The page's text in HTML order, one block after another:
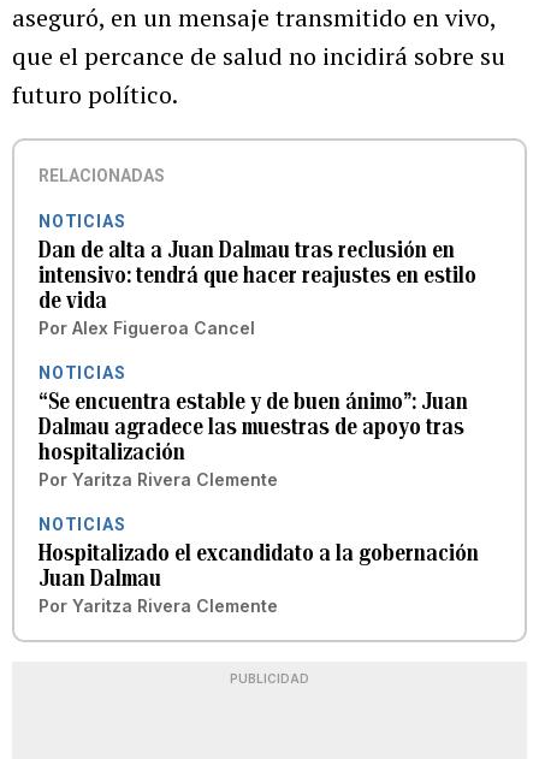
aseguró, en un mensaje transmitido en vivo,
que el percance de salud no incidirá sobre su
futuro político.
RELACIONADAS
NOTICIAS
Dan de alta a Juan Dalmau tras reclusión en
intensivo: tendrá que hacer reajustes en estilo
de vida
Por Alex Figueroa Cancel
NOTICIAS
“Se encuentra estable y de buen ánimo”: Juan
Dalmau agradece las muestras de apoyo tras
hospitalización
Por Yaritza Rivera Clemente
NOTICIAS
Hospitalizado el excandidato a la gobernación
Juan Dalmau
Por Yaritza Rivera Clemente
PUBLICIDAD